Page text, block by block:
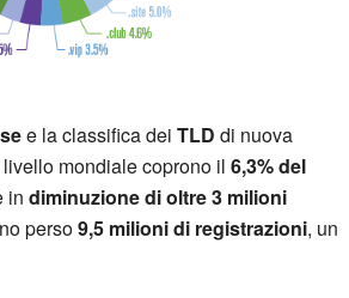
e la classifica dei TLD di nuova
mondiale coprono il 6,3% del
in diminuzione di oltre 3 milioni
perso9,5 milioni di registrazioni, un